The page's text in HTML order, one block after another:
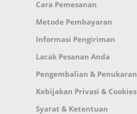
Cara Pemesanan
Metode Pembayaran
Informasi Pengiriman
Lacak Pesanan Anda
Pengembalian & Penukaran
Kebijakan Privasi & Cookies
Syarat & Ketentuan